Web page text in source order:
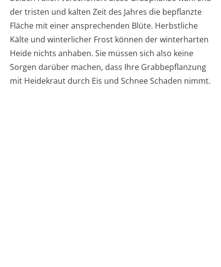
der tristen und kalten Zeit des Jahres die bepflanzte
Fläche mit einer ansprechenden Blüte. Herbstliche
Kälte und winterlicher Frost können der winterharten
Heide nichts anhaben. Sie müssen sich also keine
Sorgen darüber machen, dass Ihre Grabbepflanzung
mit Heidekraut durch Eis und Schnee Schaden nimmt.